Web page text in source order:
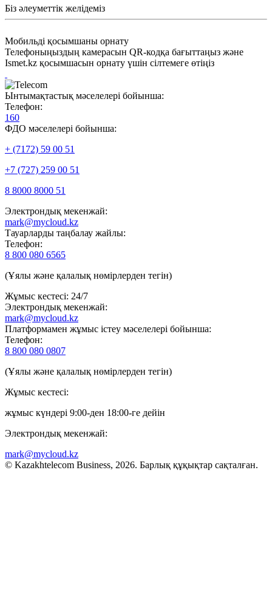
Біз әлеуметтік желідеміз
Мобильді қосымшаны орнату
Телефоныңыздың камерасын QR-кодқа бағыттаңыз және
Ismet.kz қосымшасын орнату үшін сілтемеге өтіңіз
Ынтымақтастық мәселелері бойынша:
Телефон:
160
ФДО мәселелері бойынша:
+ (7172) 59 00 51
+7 (727) 259 00 51
8 8000 8000 51
Электрондық мекенжай:
mark@mycloud.kz
Тауарларды таңбалау жайлы:
Телефон:
8 800 080 6565
(Ұялы және қалалық нөмірлерден тегін)
Жұмыс кестесі: 24/7
Электрондық мекенжай:
mark@mycloud.kz
Платформамен жұмыс істеу мәселелері бойынша:
Телефон:
8 800 080 0807
(Ұялы және қалалық нөмірлерден тегін)
Жұмыс кестесі:
жұмыс күндері 9:00-ден 18:00-ге дейін
Электрондық мекенжай:
mark@mycloud.kz
© Kazakhtelecom Business, 2026. Барлық құқықтар сақталған.